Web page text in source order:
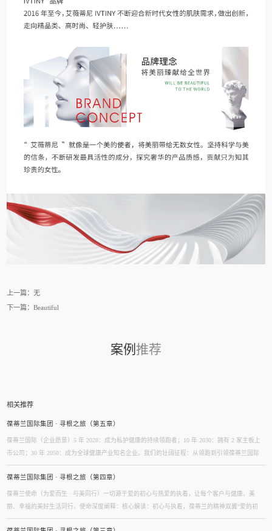
上一篇：无
下一篇：Beautiful
案例 推荐
相关推荐
葆蒂兰国际集团 · 寻根之旅（第五章）
葆蒂兰国际（企业愿景）5 年 2028：成为私护健康的持续领跑者；10 年 2030：拥有 2 家主板上
市公司；30 年 2050：成为全球健康产业知名企业。我们的壮阔征程：从领跑到引领葆蒂兰国际
立志成为健康产业中一个响亮的中国品牌。我们以“为爱而生，与美同行”为使命，绘制出一幅清
晰而雄心勃勃的发展蓝图，旨在以坚实的步伐，从专业的深度走向事业的广度，最终成就全球化
的高度。第一阶段：深耕与领跑（20...
葆蒂兰国际集团 · 寻根之旅（第四章）
葆蒂兰使命（为爱而生 · 与美同行）一切源于爱的初心与热爱的执着，让每个客户与健康、美
丽、幸福的美好生活同行。使命深度阐释：核心解读：初心与执着，葆蒂兰的精神双翼“爱的初
心”与“热爱的执着”，共同构成了葆蒂兰的精神内核与力量源泉，二者如同呼吸，一呼一吸，生生